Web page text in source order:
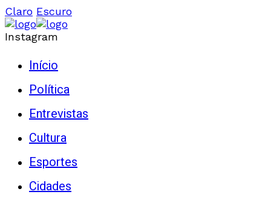
Claro Escuro
Instagram
Início
Política
Entrevistas
Cultura
Esportes
Cidades